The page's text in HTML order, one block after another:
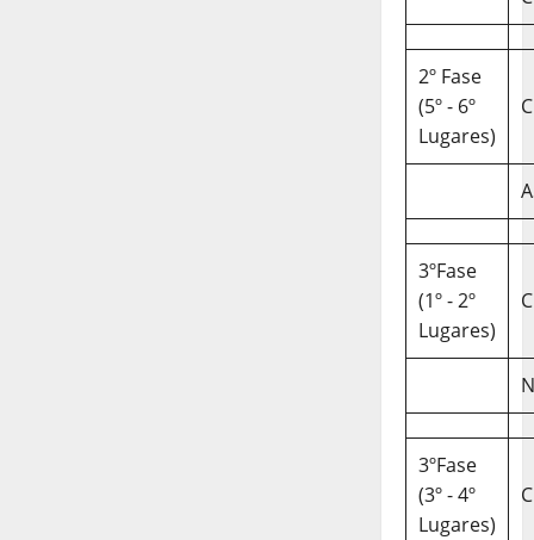
2º Fase
(5º - 6º
Lugares)
3ºFase
(1º - 2º
Lugares)
3ºFase
(3º - 4º
Lugares)